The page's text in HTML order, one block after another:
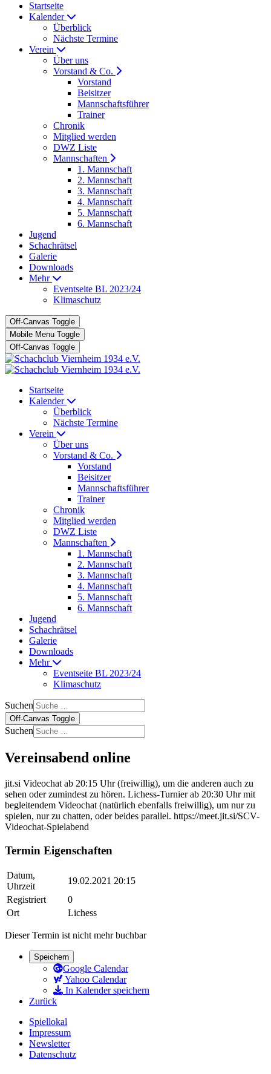
Startseite
Kalender
Überblick
Nächste Termine
Verein
Über uns
Vorstand & Co.
Vorstand
Beisitzer
Mannschaftsführer
Trainer
Chronik
Mitglied werden
DWZ Liste
Mannschaften
1. Mannschaft
2. Mannschaft
3. Mannschaft
4. Mannschaft
5. Mannschaft
6. Mannschaft
Jugend
Schachrätsel
Galerie
Downloads
Mehr
Eventseite BL 2023/24
Klimaschutz
Off-Canvas Toggle
Mobile Menu Toggle
Off-Canvas Toggle
Startseite
Kalender
Überblick
Nächste Termine
Verein
Über uns
Vorstand & Co.
Vorstand
Beisitzer
Mannschaftsführer
Trainer
Chronik
Mitglied werden
DWZ Liste
Mannschaften
1. Mannschaft
2. Mannschaft
3. Mannschaft
4. Mannschaft
5. Mannschaft
6. Mannschaft
Jugend
Schachrätsel
Galerie
Downloads
Mehr
Eventseite BL 2023/24
Klimaschutz
Suchen
Off-Canvas Toggle
Suchen
Vereinsabend online
jit.si Videochat ab 20:15 Uhr (freiwillig), um die anderen auch zu
sehen oder zumindest zu hören. Lichess-Turnier ab 20:30 Uhr mit
begleitendem Videochat (natürlich ebenfalls freiwillig), um nur zu
spielen, nur zu chatten, oder beides parallel. https://meet.jit.si/SCV-
Videochat-Spielabend
Termin Eigenschaften
Datum,
Uhrzeit
19.02.2021 20:15
Registriert
0
Ort
Lichess
Dieser Termin ist nicht mehr buchbar
Speichern
Google Calendar
Yahoo Calendar
In Kalender speichern
Zurück
Spiellokal
Impressum
Newsletter
Datenschutz